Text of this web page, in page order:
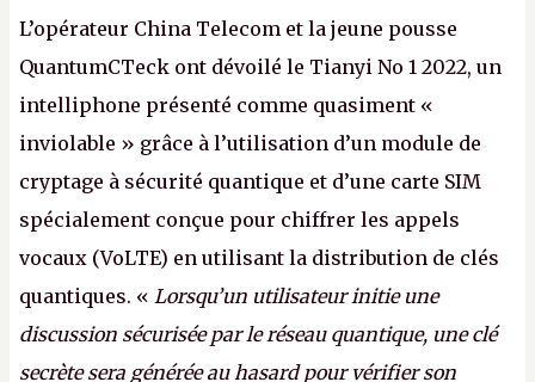
L’opérateur China Telecom et la jeune pousse
QuantumCTeck ont dévoilé le Tianyi No 1 2022, un
intelliphone présenté comme quasiment «
inviolable » grâce à l’utilisation d’un module de
cryptage à sécurité quantique et d’une carte SIM
spécialement conçue pour chiffrer les appels
vocaux (VoLTE) en utilisant la distribution de clés
quantiques. « Lorsqu’un utilisateur initie une
discussion sécurisée par le réseau quantique, une clé
secrète sera générée au hasard pour vérifier son